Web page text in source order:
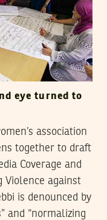
eye turned to
association
together to draft
Coverage and
Violence against
is denounced by
and “normalizing